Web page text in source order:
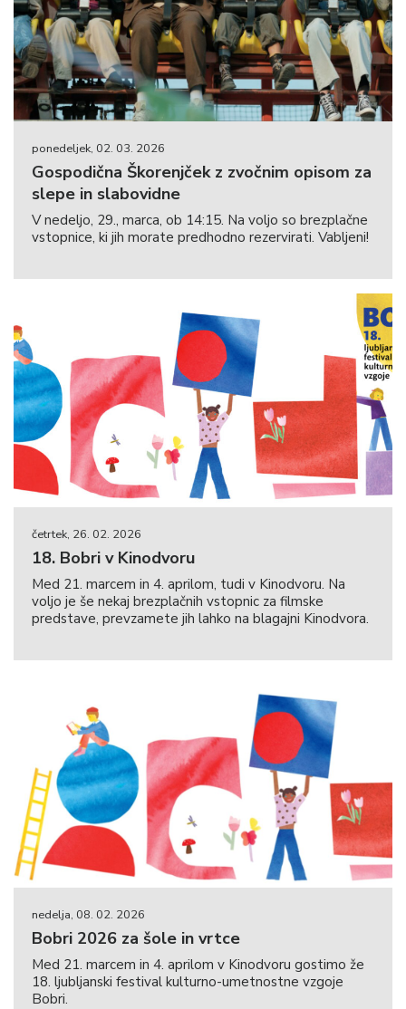
ponedeljek, 02. 03. 2026
Gospodična Škorenjček z zvočnim opisom za
slepe in slabovidne
V nedeljo, 29., marca, ob 14:15. Na voljo so brezplačne
vstopnice, ki jih morate predhodno rezervirati. Vabljeni!
četrtek, 26. 02. 2026
18. Bobri v Kinodvoru
Med 21. marcem in 4. aprilom, tudi v Kinodvoru. Na
voljo je še nekaj brezplačnih vstopnic za filmske
predstave, prevzamete jih lahko na blagajni Kinodvora.
nedelja, 08. 02. 2026
Bobri 2026 za šole in vrtce
Med 21. marcem in 4. aprilom v Kinodvoru gostimo že
18. ljubljanski festival kulturno-umetnostne vzgoje
Bobri.